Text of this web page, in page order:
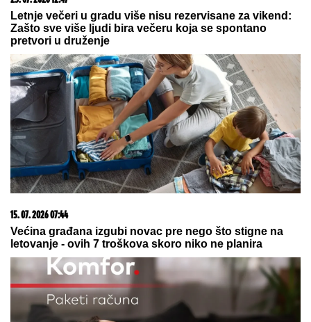
06. 08. 2026 13:34
Вучевић: Ђилас је свестан да је пред политичким
бродоломом
03. 08. 2026 13:23
Hibrid broj 1 koji osvaja Evropu, sada po specijalnoj
akcijskoj ceni od 19.990€ do 31.8.